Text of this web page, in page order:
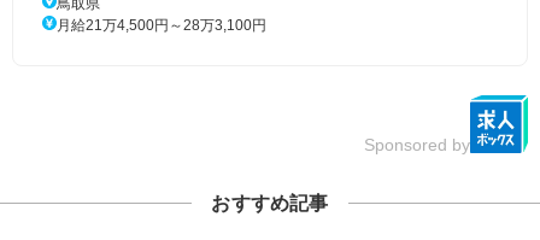
鳥取県
月給21万4,500円～28万3,100円
Sponsored by
おすすめ記事